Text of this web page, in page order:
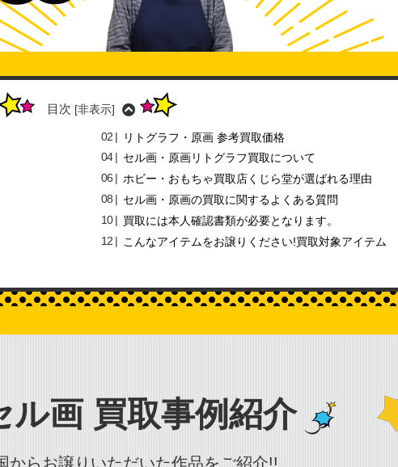
目次 [非表示]
リトグラフ・原画 参考買取価格
セル画・原画リトグラフ買取について
ホビー・おもちゃ買取店くじら堂が選ばれる理由
セル画・原画の買取に関するよくある質問
買取には本人確認書類が必要となります。
こんなアイテムをお譲りください!買取対象アイテム
ル画 買取事例紹介
からお譲りいただいた作品をご紹介!!